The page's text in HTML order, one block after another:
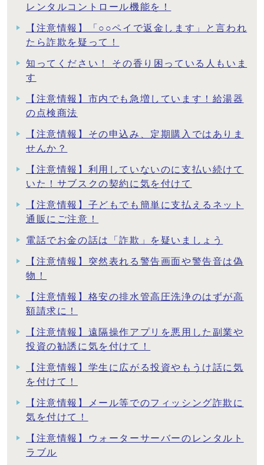
レンタルコントロール機能を！
【注意情報】「○○ペイで返金します」と言われ
たら詐欺を疑って！
知ってください！ その香り困っている人もいま
す
【注意情報】市内でも急増しています！給湯器
の点検商法
【注意情報】その申込み、定期購入ではありま
せんか？
【注意情報】利用していないのに支払い続けて
いた！サブスクの契約に気を付けて
【注意情報】子どもでも簡単に支払えるネット
通販にご注意！
電話でお金の話は「詐欺」を疑いましょう
【注意情報】突然表れる警告画面や警告音は偽
物！
【注意情報】格安の排水管高圧洗浄のはずが高
額請求に！
【注意情報】遠隔操作アプリを悪用した副業や
投資の勧誘に気を付けて！
【注意情報】学生に広がる投資やもうけ話に気
を付けて！
【注意情報】メール等でのフィッシング詐欺に
気を付けて！
【注意情報】ウォーターサーバーのレンタルト
ラブル